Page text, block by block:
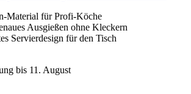
Material für Profi-Köche
Ausgießen ohne Kleckern
Servierdesign für den Tisch
bis 11. August